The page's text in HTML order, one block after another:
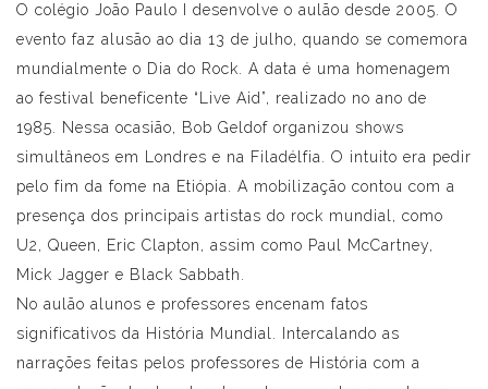
O colégio João Paulo I desenvolve o aulão desde 2005. O
evento faz alusão ao dia 13 de julho, quando se comemora
mundialmente o Dia do Rock. A data é uma homenagem
ao festival beneficente “Live Aid”, realizado no ano de
1985. Nessa ocasião, Bob Geldof organizou shows
simultâneos em Londres e na Filadélfia. O intuito era pedir
pelo fim da fome na Etiópia. A mobilização contou com a
presença dos principais artistas do rock mundial, como
U2, Queen, Eric Clapton, assim como Paul McCartney,
Mick Jagger e Black Sabbath.
No aulão alunos e professores encenam fatos
significativos da História Mundial. Intercalando as
narrações feitas pelos professores de História com a